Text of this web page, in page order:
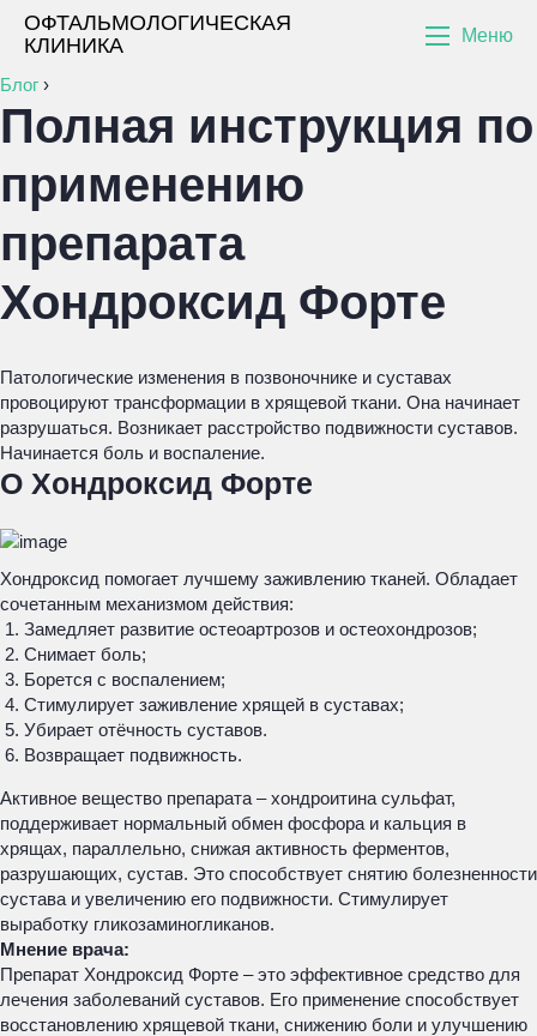
ОФТАЛЬМОЛОГИЧЕСКАЯ
КЛИНИКА
Меню
Блог ›
Полная инструкция по
применению
препарата
Хондроксид Форте
Патологические изменения в позвоночнике и суставах
провоцируют трансформации в хрящевой ткани. Она начинает
разрушаться. Возникает расстройство подвижности суставов.
Начинается боль и воспаление.
О Хондроксид Форте
Хондроксид помогает лучшему заживлению тканей. Обладает
сочетанным механизмом действия:
Замедляет развитие остеоартрозов и остеохондрозов;
Снимает боль;
Борется с воспалением;
Стимулирует заживление хрящей в суставах;
Убирает отёчность суставов.
Возвращает подвижность.
Активное вещество препарата – хондроитина сульфат,
поддерживает нормальный обмен фосфора и кальция в
хрящах, параллельно, снижая активность ферментов,
разрушающих, сустав. Это способствует снятию болезненности
сустава и увеличению его подвижности. Стимулирует
выработку гликозаминогликанов.
Мнение врача:
Препарат Хондроксид Форте – это эффективное средство для
лечения заболеваний суставов. Его применение способствует
восстановлению хрящевой ткани, снижению боли и улучшению